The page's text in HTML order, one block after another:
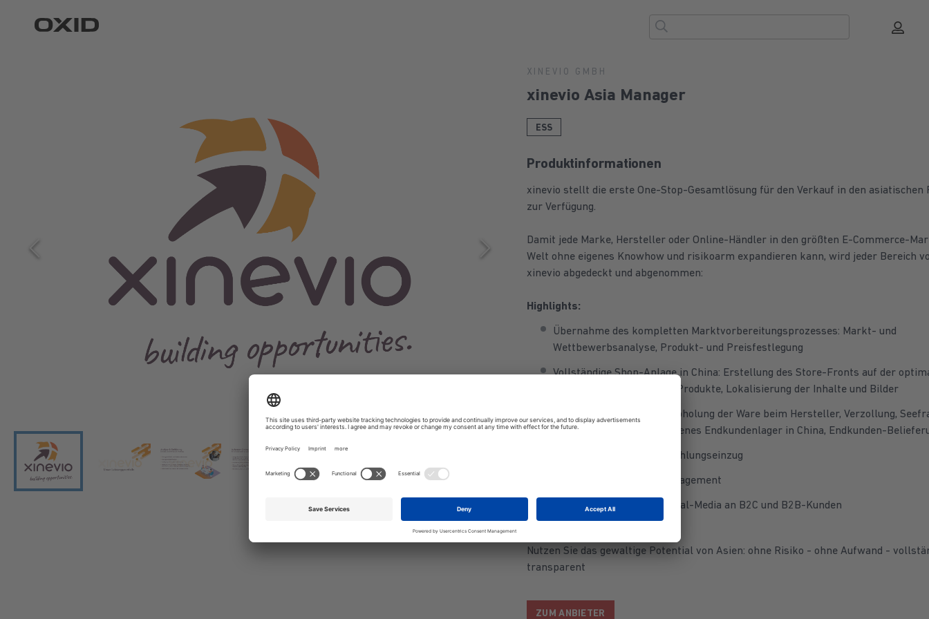
XINEVIO GMBH
xinevio Asia Manager
ESS
Produktinformationen
xinevio stellt die erste One-Stop-Gesamtlösung für den Verkauf in den asiatischen
zur Verfügung.
Damit jede Marke, Hersteller oder Online-Händler in den größten E-Commerce-
Welt ohne eigenes Knowhow und risikoarm expandieren kann, wird jeder Bereich
xinevio abgedeckt und abgenommen:
Highlights:
Übernahme des kompletten Marktvorbereitungsprozesses: Markt- und
Wettbewerbsanalyse, Produkt- und Preisfestlegung
Vollständige Shop-Anlage in China: Erstellung des Store-Fronts auf der
Plattform, Einstellen der Produkte, Lokalisierung der Inhalte und Bilder
Logistik von Tür zu Tür: Abholung der Ware beim Hersteller, Verzollung,
Einfuhr, Einlagunger in eigenes Endkundenlager in China, Endkunden-
Rechnungsstellung und Zahlungseinzug
Hotline und Retouren-Management
Online-Marketing und Social-Media an B2C und B2B-Kunden
Nutzen Sie das gewaltige Potential von Asien: ohne Risiko - ohne Aufwand -
transparent
ZUM ANBIETER